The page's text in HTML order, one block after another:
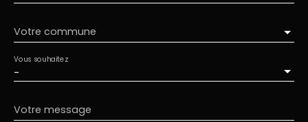
Votre commune
-
Vous souhaitez
Votre message